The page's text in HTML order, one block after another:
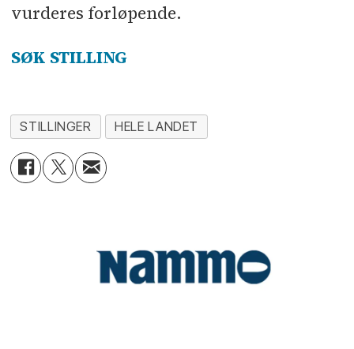
vurderes forløpende.
SØK STILLING
STILLINGER HELE LANDET